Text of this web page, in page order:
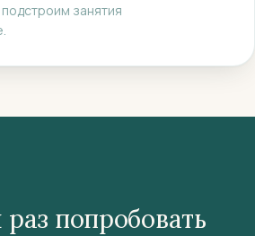
занятия
попробовать